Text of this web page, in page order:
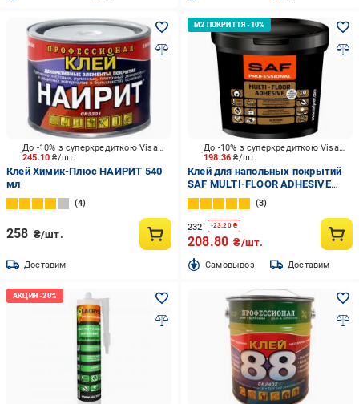
245.10₴/шт.
До -10% з суперкредиткою Visa Вигода
Клей Химик-Плюс НАИРИТ 540
мл
4
258 ₴/шт.
Доставим
198.36₴/шт.
До -10% з суперкредиткою Visa Вигода
Клей для напольных покрытий
SAF MULTI-FLOOR ADHESIVE
бежевый 1,5кг
3
232 -23.20₴
208.80 ₴/шт.
Cамовывоз Доставим